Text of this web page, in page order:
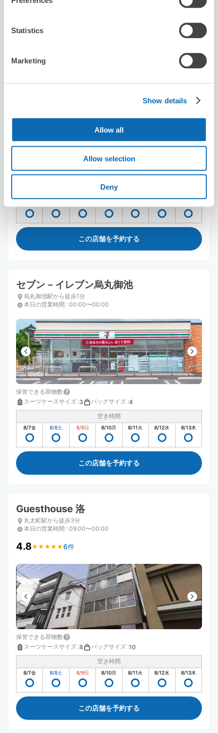
Statistics
Marketing
Show details
Allow all
Allow selection
Deny
Dal Masara Shop
スーツケースサイズ:3 バッグサイズ:3
空き時間
この店舗を予約する
セブン－イレブン烏丸御池
烏丸御池駅から徒歩1分
本日の営業時間 : 00:00〜00:00
保管できる荷物数
スーツケースサイズ :3 バッグサイズ :4
空き時間
8/7金 8/8土 8/9日 8/10月 8/11火 8/12水 8/13木
この店舗を予約する
Guesthouse 洛
丸太町駅から徒歩3分
本日の営業時間 : 09:00〜00:00
4.8★ ★ ★ ★ ★
★ ★ ★ ★ ★6件
保管できる荷物数
スーツケースサイズ :8 バッグサイズ :10
空き時間
8/7金 8/8土 8/9日 8/10月 8/11火 8/12水 8/13木
この店舗を予約する